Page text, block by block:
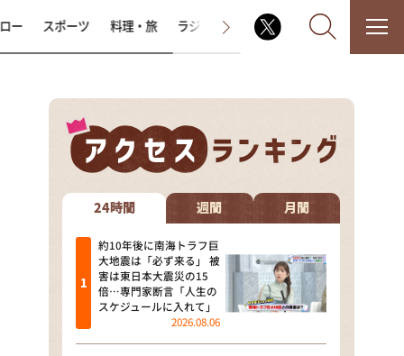
なるみ・岡村の過ぎるTV
相席食堂
これ余談なんですけど・・・
～人生密着トークバラエティ！
～ やすとものいたって真剣です
探偵！ナイトスクープ
ー スポーツ 料理・旅 ラジオ番組 その他
24時間 週間 月間
約10年後に南海トラフ巨
大地震は「必ず来る」 被
害は東日本大震災の15
倍…専門家断言「人生の
スケジュールに入れて」
2026.08.06